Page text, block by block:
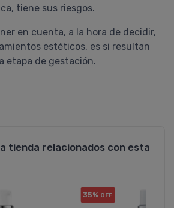
tiene sus riesgos.
en cuenta, a la hora de decidir,
estéticos, es si resultan
etapa de gestación.
tienda relacionados con esta
35% OFF